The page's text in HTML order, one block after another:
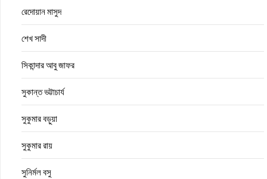
রেদোয়ান মাসুদ
শেখ সাদী
সিকান্দার আবু জাফর
সুকান্ত ভট্টাচার্য
সুকুমার বড়ুয়া
সুকুমার রায়
সুনির্মল বসু